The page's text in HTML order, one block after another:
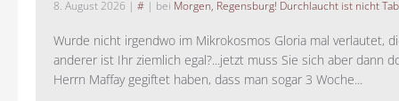
8. August 2026 | # | bei Morgen, Regensburg! Durchlaucht ist nicht
Wurde nicht irgendwo im Mikrokosmos Gloria mal verlautet,
anderer ist Ihr ziemlich egal?...jetzt muss Sie sich aber dann
Herrn Maffay gegiftet haben, dass man sogar 3 Woche...